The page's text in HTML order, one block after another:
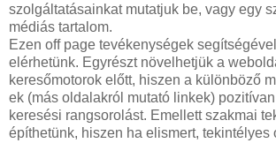
szolgáltatásainkat mutatjuk be, vagy egy
médiás tartalom.
Ezen off page tevékenységek
elérhetünk. Egyrészt növelhetjük a
keresőmotorok előtt, hiszen a különböző
ek (más oldalakról mutató linkek)
keresési rangsorolást. Emellett szakmai
építhetünk, hiszen ha elismert, tekintélyes